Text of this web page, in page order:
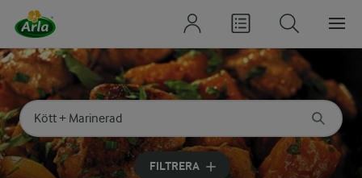
Sök på kategori eller ingrediens
Skriv in sökord för att få förslag
FILTRERA